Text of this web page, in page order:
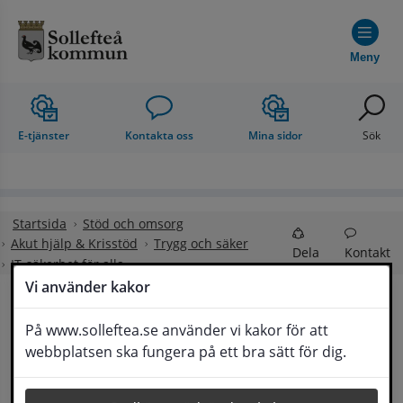
Vi använder kakor
På www.solleftea.se använder vi kakor för att
webbplatsen ska fungera på ett bra sätt för dig.
Meny
E-tjänster Kontakta oss Mina sidor Sök
Startsida
Stöd och omsorg
Akut hjälp & Krisstöd
Trygg och säker
IT-säkerhet för alla
Dela Kontakt
IT-säkerhet för alla